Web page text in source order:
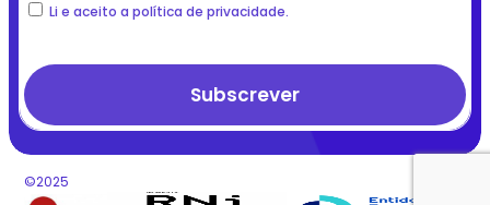
Li e aceito a política de privacidade.
©2025